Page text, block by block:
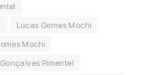
Lucas Gomes Mochi
Mochi
Pimentel